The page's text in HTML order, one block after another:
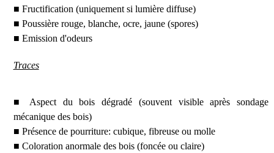
■ Fructification (uniquement si lumière diffuse)
■ Poussière rouge, blanche, ocre, jaune (spores)
■ Emission d'odeurs
Traces
■ Aspect du bois dégradé (souvent visible après sondage
mécanique des bois)
■ Présence de pourriture: cubique, fibreuse ou molle
■ Coloration anormale des bois (foncée ou claire)